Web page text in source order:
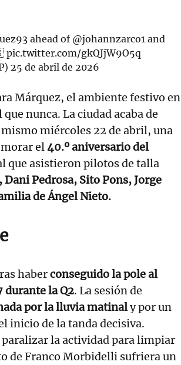
ahead of @johannzarco1 and
pic.twitter.com/gkQJjW9O5q
25 de abril de 2026
Márquez, el ambiente festivo en
nunca. La ciudad acaba de
miércoles 22 de abril, una
el40.º aniversario del
que asistieron pilotos de talla
Dani Pedrosa, Sito Pons, Jorge
de Ángel Nieto.
haberconseguido la pole al
durante la Q2. La sesión de
por la lluvia matinaly por un
inicio de la tanda decisiva.
la actividad para limpiar
de Franco Morbidelli sufriera un